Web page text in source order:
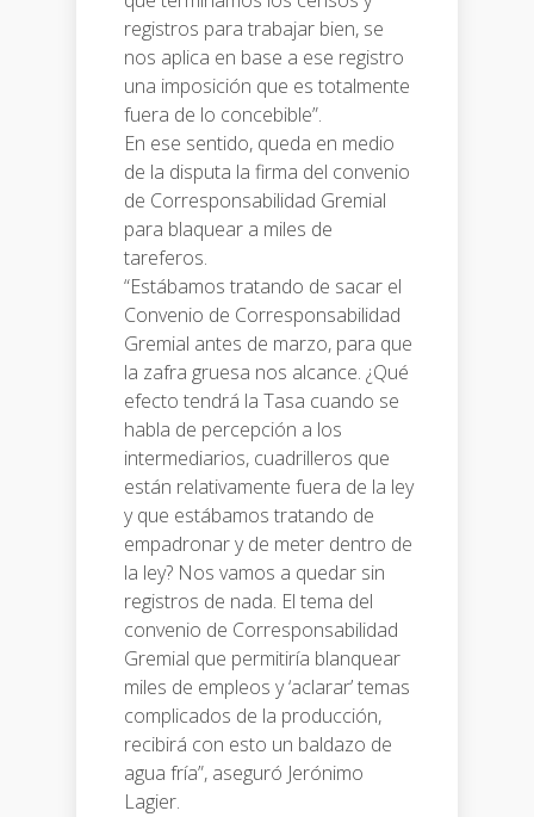
registros para trabajar bien, se
nos aplica en base a ese registro
una imposición que es totalmente
fuera de lo concebible”.
En ese sentido, queda en medio
de la disputa la firma del convenio
de Corresponsabilidad Gremial
para blaquear a miles de
tareferos.
“Estábamos tratando de sacar el
Convenio de Corresponsabilidad
Gremial antes de marzo, para que
la zafra gruesa nos alcance. ¿Qué
efecto tendrá la Tasa cuando se
habla de percepción a los
intermediarios, cuadrilleros que
están relativamente fuera de la ley
y que estábamos tratando de
empadronar y de meter dentro de
la ley? Nos vamos a quedar sin
registros de nada. El tema del
convenio de Corresponsabilidad
Gremial que permitiría blanquear
miles de empleos y ‘aclarar’ temas
complicados de la producción,
recibirá con esto un baldazo de
agua fría”, aseguró Jerónimo
Lagier.